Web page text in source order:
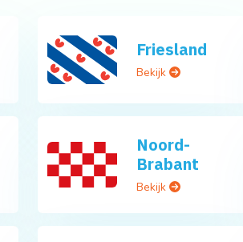
Friesland
Bekijk
Noord-
Brabant
Bekijk